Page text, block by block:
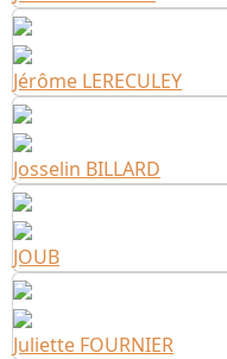
Jérôme LERECULEY
Josselin BILLARD
JOUB
Juliette FOURNIER